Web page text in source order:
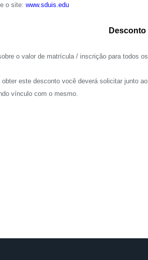
o site: www.sduis.edu
o valor de matrícula / inscrição para todos
este desconto você deverá solicitar junto ao
vínculo com o mesmo.